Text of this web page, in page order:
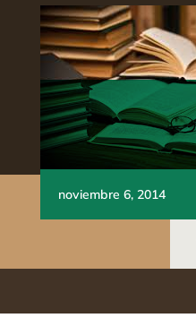
noviembre 6, 2014